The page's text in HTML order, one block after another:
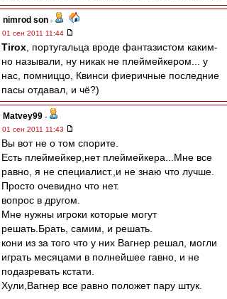
nimrod son -
01 сен 2011 11:44
Tirox , португальца вроде фантазистом каким-
но называли, ну никак не плеймейкером... у
нас, помниццо, Квинси фиеричные последние
пасы отдавал, и чё?)
Matvey99 -
01 сен 2011 11:43
Вы вот не о том спорите.
Есть плеймейкер,нет плеймейкера...Мне все
равно, я не специалист.,и не знаю что лучше.
Просто очевидно что нет.
вопрос в другом.
Мне нужны игроки которые могут
решать.Брать, самим, и решать.
кони из за того что у них Вагнер решал, могли
играть месяцами в полнейшее гавно, и не
подазревать кстати.
Хули,Вагнер все равно положет пару штук.